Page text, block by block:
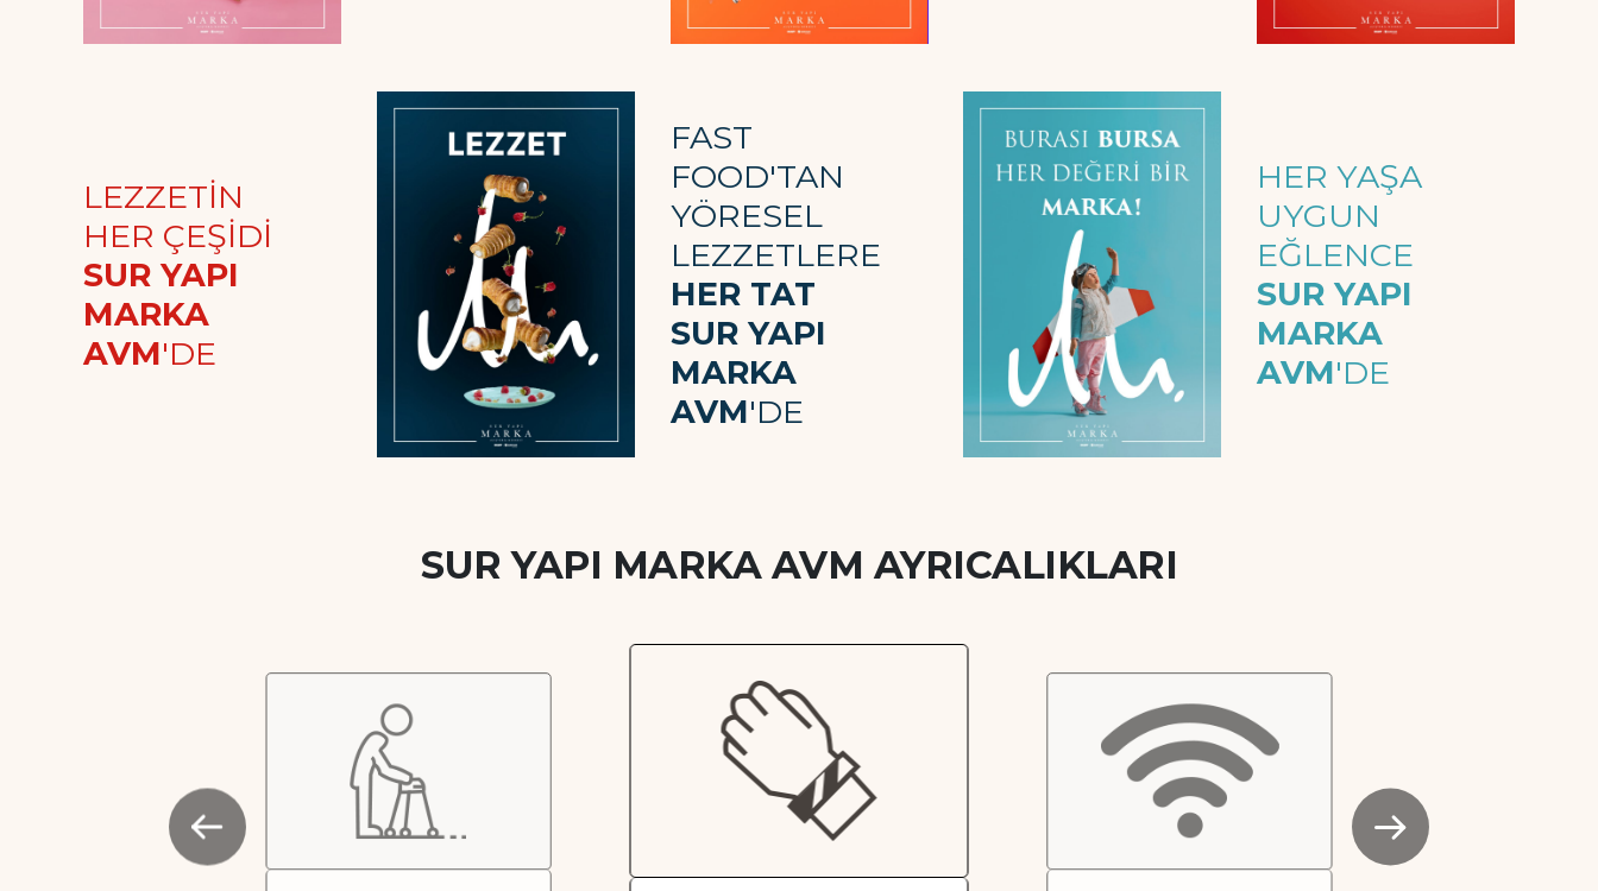
LEZZETİN
HER ÇEŞİDİ
SUR YAPI
MARKA
AVM'DE
FAST
FOOD'TAN
YÖRESEL
LEZZETLERE
HER TAT
SUR YAPI
MARKA
AVM'DE
HER YAŞA
UYGUN
EĞLENCE
SUR YAPI
MARKA
AVM'DE
SUR YAPI MARKA AVM AYRICALIKLARI